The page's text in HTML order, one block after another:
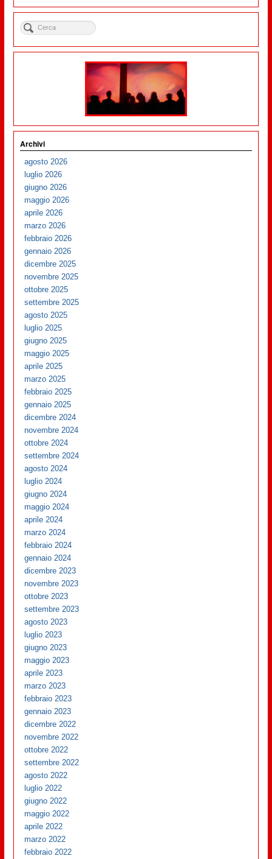
Archivi
agosto 2026
luglio 2026
giugno 2026
maggio 2026
aprile 2026
marzo 2026
febbraio 2026
gennaio 2026
dicembre 2025
novembre 2025
ottobre 2025
settembre 2025
agosto 2025
luglio 2025
giugno 2025
maggio 2025
aprile 2025
marzo 2025
febbraio 2025
gennaio 2025
dicembre 2024
novembre 2024
ottobre 2024
settembre 2024
agosto 2024
luglio 2024
giugno 2024
maggio 2024
aprile 2024
marzo 2024
febbraio 2024
gennaio 2024
dicembre 2023
novembre 2023
ottobre 2023
settembre 2023
agosto 2023
luglio 2023
giugno 2023
maggio 2023
aprile 2023
marzo 2023
febbraio 2023
gennaio 2023
dicembre 2022
novembre 2022
ottobre 2022
settembre 2022
agosto 2022
luglio 2022
giugno 2022
maggio 2022
aprile 2022
marzo 2022
febbraio 2022